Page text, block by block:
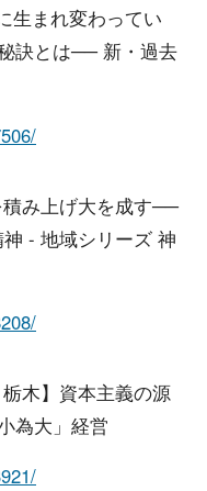
生まれ変わってい
訣とは── 新・過去
み上げ大を成す──
- 地域シリーズ 神
木】資本主義の源
為大」経営